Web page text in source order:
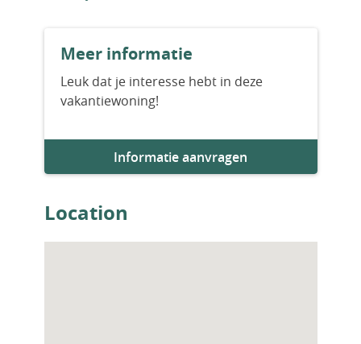
Aantal badkamers
Woningfaciliteiten
Meer informatie
Leuk dat je interesse hebt in deze
vakantiewoning!
Informatie aanvragen
Location